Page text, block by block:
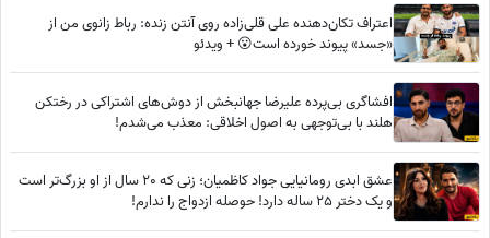
اعتراف تکان‌دهنده علی قلی‌زاده روی آنتن زنده: رباط زانوی من از
«جسد» پیوند خورده است😮 + ویدئو
افشاگری بی‌پرده علیرضا جهانبخش از دوش‌های اشتراکی در رختکن
هلند با بی‌توجهی به اصول اخلاقی: معذب می‌شدم!
عشق ابدی رومانیایی جواد کاظمیان؛ زنی که 20 سال از او بزرگ‌تر است
و یک دختر 25 ساله دارد! حوصله ازدواج را ندارم!